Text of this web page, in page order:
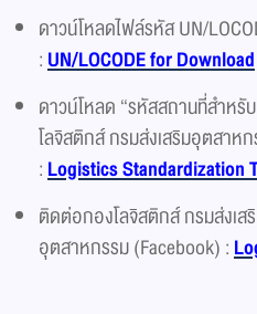
ดาวน์โหลดไฟล์รหัส UN/
:UN/LOCODE for Download
ดาวน์โหลด “รหัสสถานที่สำหรั
โลจิสติกส์ กรมส่งเสริมอุตสาห
:Logistics Standardization
ติดต่อกองโลจิสติกส์ กรมส่งเส
อุตสาหกรรม (Facebook) :